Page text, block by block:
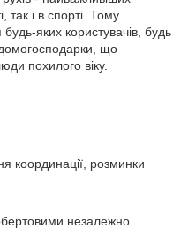
так і в спорті. Тому
яких користувачів, будь
що
похилого віку.
координації, розминки
незалежно